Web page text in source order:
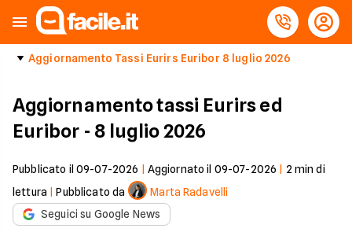
Aggiornamento Tassi Eurirs Euribor 8 luglio 2026
Aggiornamento tassi Eurirs ed
Euribor - 8 luglio 2026
Pubblicato il 09-07-2026 Aggiornato il 09-07-2026 2 min di
lettura |Pubblicato da
Marta Radavelli
Seguici su Google News